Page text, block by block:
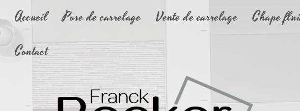
Accueil Pose de carrelage Vente de carrelage Chape
Contact